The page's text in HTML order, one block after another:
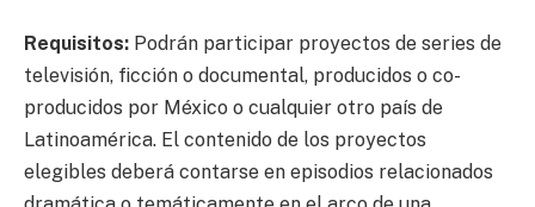
Requisitos: Podrán participar proyectos de series de
televisión, ficción o documental, producidos o co-
producidos por México o cualquier otro país de
Latinoamérica. El contenido de los proyectos
elegibles deberá contarse en episodios relacionados